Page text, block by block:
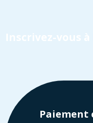
Inscrivez-vous
Paiement